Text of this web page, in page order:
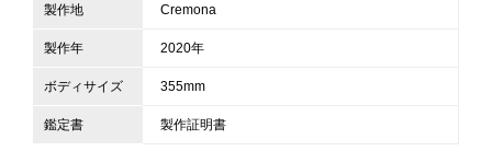
製作地 Cremona
製作年 2020年
ボディサイズ 355mm
鑑定書 製作証明書